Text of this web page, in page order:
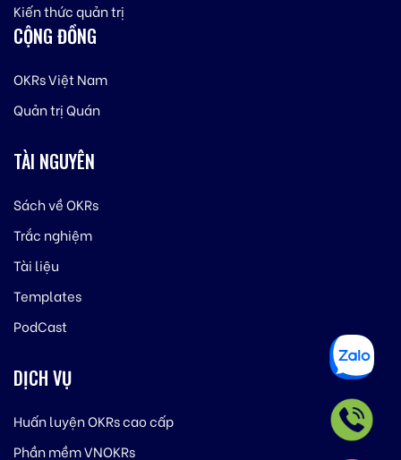
Kiến thức quản trị
CỘNG ĐỒNG
OKRs Việt Nam
Quản trị Quán
TÀI NGUYÊN
Sách về OKRs
Trắc nghiệm
Tài liệu
Templates
PodCast
DỊCH VỤ
Huấn luyện OKRs cao cấp
Phần mềm VNOKRs